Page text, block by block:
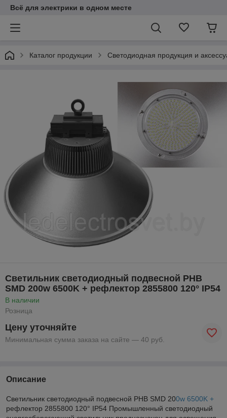
Всё для электрики в одном месте
Каталог продукции Светодиодная продукция и
Светильник светодиодный подвесной PHB
SMD 200w 6500K + рефлектор 2855800 120° IP54
В наличии
Розница
Цену уточняйте
Минимальная сумма заказа на сайте — 40 руб.
Описание
Светильник светодиодный подвесной PHB SMD 200w 6500K +
рефлектор 2855800 120° IP54 Промышленный светодиодный